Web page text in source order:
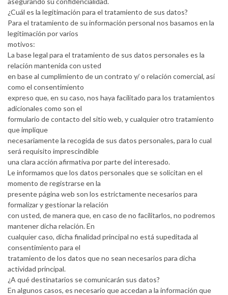
¿Cuál es la legitimación para el tratamiento de sus datos?
Para el tratamiento de su información personal nos basamos en la
legitimación por varios
motivos:
La base legal para el tratamiento de sus datos personales es la
relación mantenida con usted
en base al cumplimiento de un contrato y/ o relación comercial, así
como el consentimiento
expreso que, en su caso, nos haya facilitado para los tratamientos
adicionales como son el
formulario de contacto del sitio web, y cualquier otro tratamiento
que implique
necesariamente la recogida de sus datos personales, para lo cual
será requisito imprescindible
una clara acción afirmativa por parte del interesado.
Le informamos que los datos personales que se solicitan en el
momento de registrarse en la
presente página web son los estrictamente necesarios para
formalizar y gestionar la relación
con usted, de manera que, en caso de no facilitarlos, no podremos
mantener dicha relación. En
cualquier caso, dicha finalidad principal no está supeditada al
consentimiento para el
tratamiento de los datos que no sean necesarios para dicha
actividad principal.
¿A qué destinatarios se comunicarán sus datos?
En algunos casos, es necesario que accedan a la información que